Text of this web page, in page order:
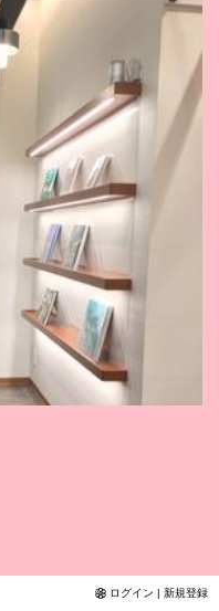
ログイン | 新規登録